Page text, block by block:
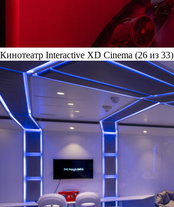
Кинотеатр Interactive XD Cinema (26 из 33)